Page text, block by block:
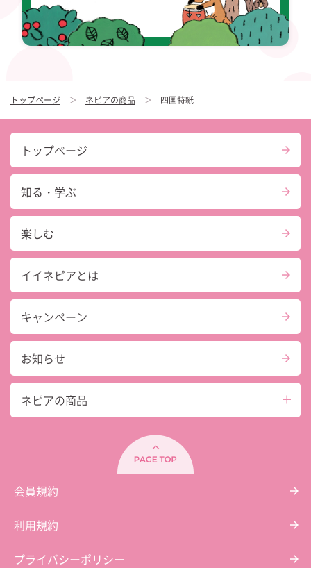
トップページ ネピアの商品 四国特紙
トップページ
知る・学ぶ
楽しむ
イイネピアとは
キャンペーン
お知らせ
ネピアの商品
会員規約
利用規約
プライバシーポリシー